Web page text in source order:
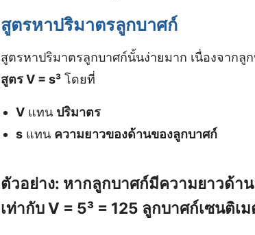
สูตรหาปริมาตรลูกบาศก์
สูตรหาปริมาตรลูกบาศก์นั้นง่ายมาก เนื่องจากลู
สูตร V = s³ โดยที่
Vแทน ปริมาตร
sแทน ความยาวของด้านของลูกบาศก์
ตัวอย่าง: หากลูกบาศก์มีความยาวด้า
เท่ากับV = 5³ = 125 ลูกบาศก์เซนติเ